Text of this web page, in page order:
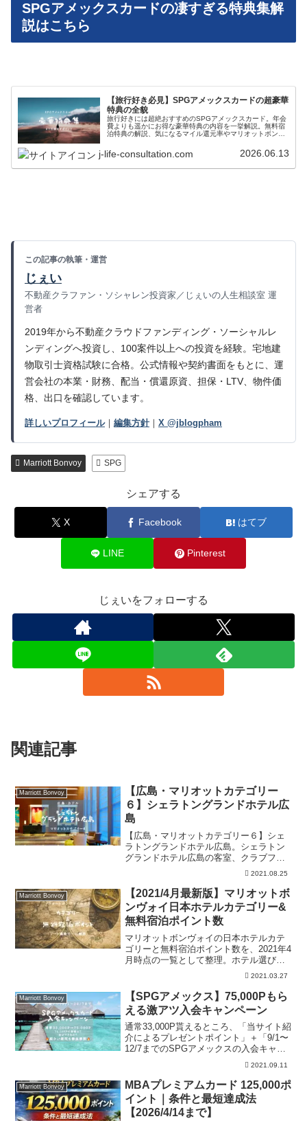
SPGアメックスカードの凄すぎる特典集解
説はこちら
【旅行好き必見】SPGアメックスカードの超豪華
特典の全貌
旅行好きには超絶おすすめのSPGアメックスカード。年会
費よりも遥かにお得な豪華特典の内容を一挙解説。無料宿
泊特典の解説、気になるマイル還元率やマリオットボンヴ
アメックスカードでできることを細かく解説しています！
j-life-consultation.com 2026.06.13
この記事の執筆・運営
じぇい
不動産クラファン・ソシャレン投資家／じぇいの人生相談室 運
営者
2019年から不動産クラウドファンディング・ソーシャルレ
ンディングへ投資し、100案件以上への投資を経験。宅地建
物取引士資格試験に合格。公式情報や契約書面をもとに、運
営会社の本業・財務、配当・償還原資、担保・LTV、物件価
格、出口を確認しています。
詳しいプロフィール｜ 編集方針 ｜ X @jblogpham
Marriott Bonvoy SPG
シェアする
X Facebook はてブ
LINE Pinterest
じぇいをフォローする
関連記事
Marriott Bonvoy
【広島・マリオットカテゴリー
６】シェラトングランドホテル広
島
【広島・マリオットカテゴリー６】シェ
ラトングランドホテル広島。シェラトン
グランドホテル広島の客室、クラブフロ
ア、朝食、価格の４つの視点で徹底解
説。さらにSPGアメックスカードを利用
して、無料で宿泊する方法も解説中で
す！！
2021.08.25
Marriott Bonvoy
【2021/4月最新版】マリオットボ
ンヴォイ日本ホテルカテゴリー&
無料宿泊ポイント数
マリオットボンヴォイの日本ホテルカテ
ゴリーと無料宿泊ポイント数を、2021年4
月時点の一覧として整理。ホテル選び、
ポイント宿泊の目安、必要ポイント、カ
新条件は公式確認が必要な点を確認でき
ます。
2021.03.27
Marriott Bonvoy
【SPGアメックス】75,000Pもら
える激アツ入会キャンペーン
通常33,000P貰えるところ、「当サイト紹
介によるプレゼントポイント」＋「9/1〜
12/7までのSPGアメックスの入会キャン
ペーン」で75,000P貰えてしまいまいま
す！！これを機にぜひSPGアメックスカ
ードを手に入れましょう！
2021.09.11
Marriott Bonvoy
MBAプレミアムカード 125,000ポ
イント｜条件と最短達成法
【2026/4/14まで】